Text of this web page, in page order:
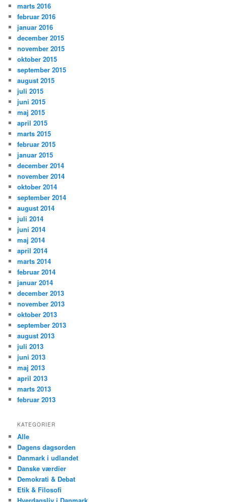
marts 2016
februar 2016
januar 2016
december 2015
november 2015
oktober 2015
september 2015
august 2015
juli 2015
juni 2015
maj 2015
april 2015
marts 2015
februar 2015
januar 2015
december 2014
november 2014
oktober 2014
september 2014
august 2014
juli 2014
juni 2014
maj 2014
april 2014
marts 2014
februar 2014
januar 2014
december 2013
november 2013
oktober 2013
september 2013
august 2013
juli 2013
juni 2013
maj 2013
april 2013
marts 2013
februar 2013
KATEGORIER
Alle
Dagens dagsorden
Danmark i udlandet
Danske værdier
Demokrati & Debat
Etik & Filosofi